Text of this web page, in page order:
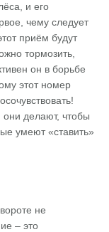
и его
чему следует
приём будут
тормозить,
он в борьбе
этот номер
они делают, чтобы
умеют «ставить»
не
– это